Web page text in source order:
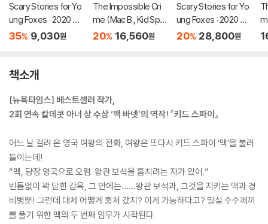
Scary Stories for Yo
ung Foxes : 2020 뉴
베리 아너 수상작
35% 9,030원
The Impossible Cri
me (Mac B., Kid Spy
#2): Volume 2
20% 16,560원
Scary Stories for Yo
ung Foxes : 2020 뉴
베리 아너 수상작
20% 28,800원
책소개
[뉴욕타임스] 베스트셀러 작가,
2회 연속 칼데콧 아너 상 수상 ‘맥 바넷’의 역작! 『키드 스파이』
어느 날 걸려 온 영국 여왕의 전화, 여왕은 또다시 키드 스파이 ‘맥’을 불러
들이는데!
“맥, 당장 영국으로 오렴. 왕관 보석을 훔치려는 자가 있어.”
빈틈없이 꽉 닫힌 감옥, 그 안에는……왕관 보석과, 그것을 지키는 맥과 경
비병뿐! 그런데 대체 어떻게 훔쳐 갔지? 이게 가능하다고? 밀실 수수께끼
를 풀기 위한 맥의 두 번째 임무가 시작된다.